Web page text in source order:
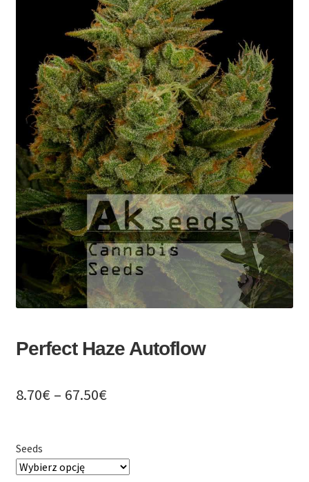
GOLD Strains Edition
PLATINUM Strains Edition
Kiełkowanie Nasion
Koszyk
Moje Konto
Koszt Wysyłki
Kontakt
PL
EN
Perfect Haze Autoflow
8.70€ – 67.50€Zakres
8.70€
Seeds